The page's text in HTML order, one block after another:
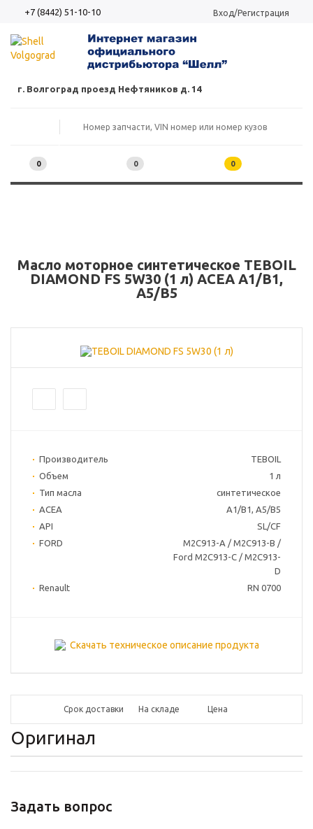
+7 (8442) 51-10-10 Вход/Регистрация
г. Волгоград проезд Нефтяников д. 14
0 0 0
Масло моторное синтетическое TEBOIL
DIAMOND FS 5W30 (1 л) ACEA A1/B1,
A5/B5
Производитель
TEBOIL
Объем
1 л
Тип масла
синтетическое
ACEA
A1/B1, A5/B5
API
SL/CF
FORD
M2C913-A / M2C913-B /
Ford M2C913-C / M2C913-
D
Renault
RN 0700
Скачать техническое описание продукта
Срок доставки На складе Цена
Оригинал
Задать вопрос